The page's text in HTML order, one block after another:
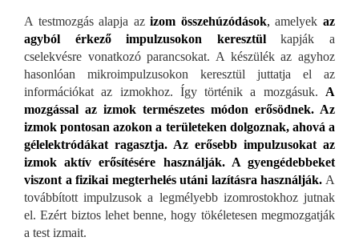
A testmozgás alapja azizom összehúzódások, amelyek az
agyból érkező impulzusokon keresztülkapják a
cselekvésre vonatkozó parancsokat. A készülék az agyhoz
hasonlóan mikroimpulzusokon keresztül juttatja el az
információkat az izmokhoz. Így történik a mozgásuk. A
mozgással az izmok természetes módon erősödnek. Az
izmok pontosan azokon a területeken dolgoznak, ahová a
gélelektródákat ragasztja. Az erősebb impulzusokat az
izmok aktív erősítésére használják. A gyengédebbeket
viszont a fizikai megterhelés utáni lazításra használják. A
továbbított impulzusok a legmélyebb izomrostokhoz jutnak
el. Ezért biztos lehet benne, hogy tökéletesen megmozgatják
a test izmait.